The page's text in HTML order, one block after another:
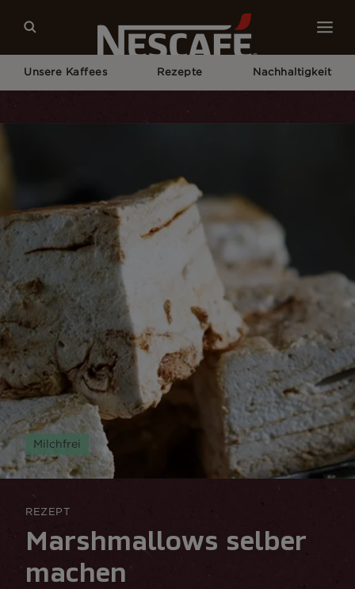
Unsere Kaffees Rezepte Nachhaltigkeit
REZEPT
Marshmallows selber
machen
Milchfrei